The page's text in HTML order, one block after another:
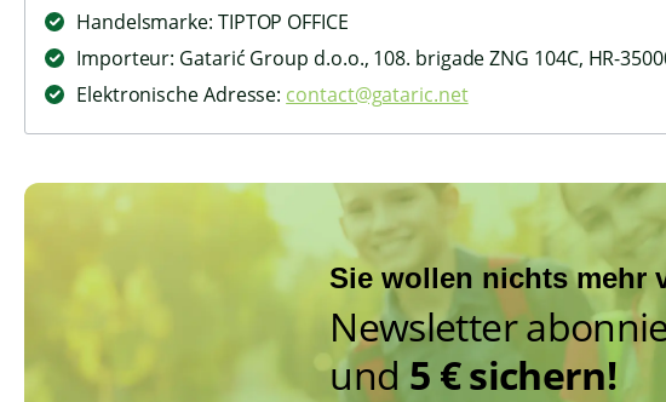
Handelsmarke: TIPTOP OFFICE
Importeur: Gatarić Group d.o.o., 108. brigade ZNG 104C, HR-
Elektronische Adresse: contact@gataric.net
Sie wollen nichts mehr
Newsletter
und 5 € sichern!